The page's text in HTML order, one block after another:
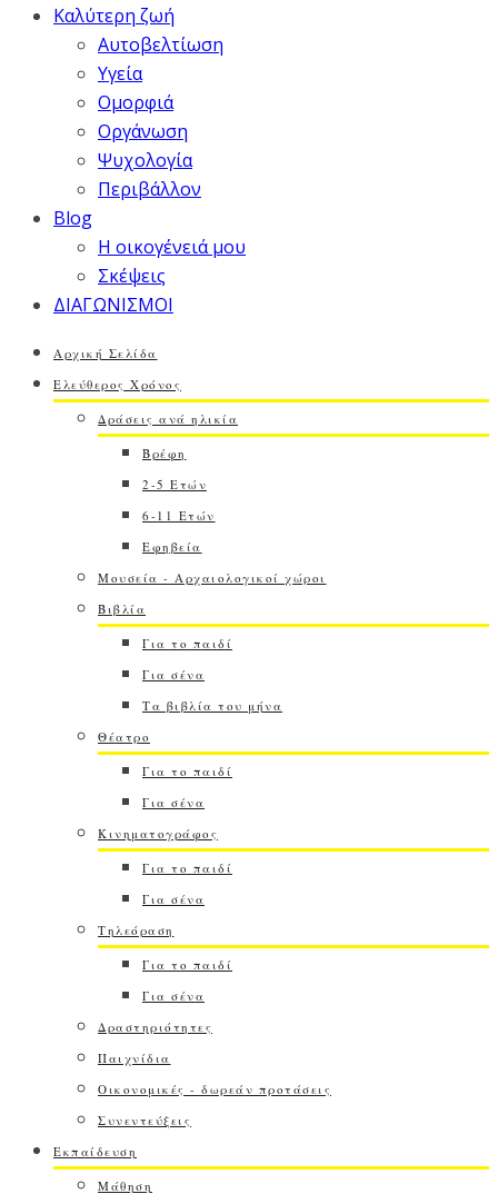
Καλύτερη ζωή
Αυτοβελτίωση
Υγεία
Ομορφιά
Οργάνωση
Ψυχολογία
Περιβάλλον
Blog
Η οικογένειά μου
Σκέψεις
ΔΙΑΓΩΝΙΣΜΟΙ
Αρχική Σελίδα
Ελεύθερος Χρόνος
Δράσεις ανά ηλικία
Βρέφη
2-5 Ετών
6-11 Ετών
Εφηβεία
Μουσεία - Αρχαιολογικοί χώροι
Βιβλία
Για το παιδί
Για σένα
Τα βιβλία του μήνα
Θέατρο
Για το παιδί
Για σένα
Κινηματογράφος
Για το παιδί
Για σένα
Τηλεόραση
Για το παιδί
Για σένα
Δραστηριότητες
Παιχνίδια
Οικονομικές - δωρεάν προτάσεις
Συνεντεύξεις
Εκπαίδευση
Μάθηση